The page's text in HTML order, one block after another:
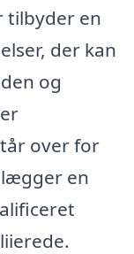
tilbyder en
der kan
og
over for
en